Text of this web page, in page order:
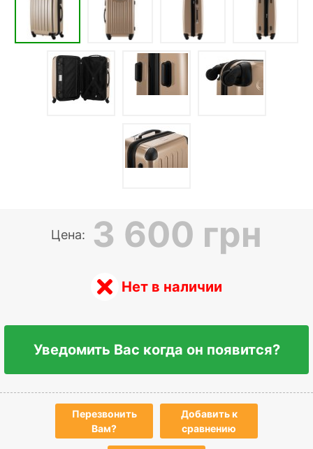
Цена: 3 600 грн
Нет в наличии
Уведомить Вас когда он появится?
Перезвонить
Вам?
Добавить к
сравнению